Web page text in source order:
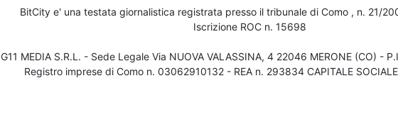
BitCity e' una testata giornalistica registrata presso il tribunale di Como , n. 21/
Iscrizione ROC n. 15698
G11 MEDIA S.R.L. - Sede Legale Via NUOVA VALASSINA, 4 22046 MERONE (CO) -
Registro imprese di Como n. 03062910132 - REA n. 293834 CAPITALE